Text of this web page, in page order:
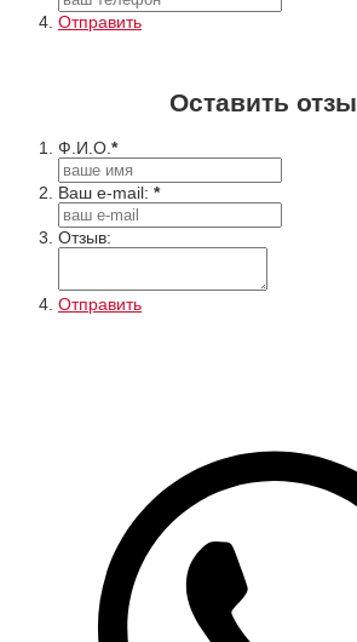
Отправить
Оставить
Ф.И.О.*
Ваш e-mail: *
Отзыв:
Отправить